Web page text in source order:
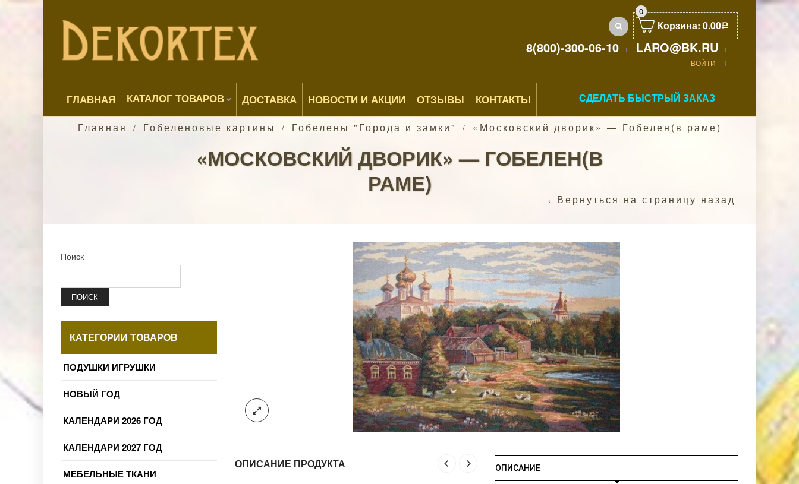
0
Корзина: 0.00Р
8(800)-300-06-10 LARO@BK.RU
ВОЙТИ
ГЛАВНАЯ КАТАЛОГ ТОВАРОВ ДОСТАВКА НОВОСТИ И АКЦИИ ОТЗЫВЫ КОНТАКТЫ СДЕЛАТЬ БЫСТРЫЙ ЗАКАЗ
Главная / Гобеленовые картины / Гобелены "Города и замки" / «Московский дворик» — Гобелен(в раме)
«МОСКОВСКИЙ ДВОРИК» — ГОБЕЛЕН(В
РАМЕ)
Вернуться на страницу назад
ОПИСАНИЕ ПРОДУКТА ОПИСАНИЕ
Поиск
ПОИСК
КАТЕГОРИИ ТОВАРОВ
ПОДУШКИ ИГРУШКИ
НОВЫЙ ГОД
КАЛЕНДАРИ 2026 ГОД
КАЛЕНДАРИ 2027 ГОД
МЕБЕЛЬНЫЕ ТКАНИ